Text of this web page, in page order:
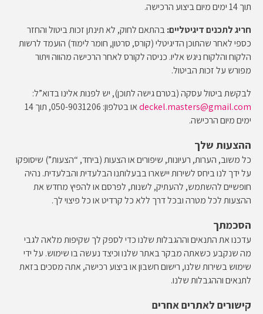
תוך 14 ימים מיום ביצוע הרכישה.
חריג לתכנים דיגיטליים:בהתאם לחוק, לא תינתן זכות ביטול והחזר
כספי לאחר שהתוכן הדיגיטלי (קורס, סרטון, חומר לימוד) הועמד לרשות
הלקוח והלקוח ניגש אליו. כניסה לקורס לאחר הרכישה מהווה ויתור
מפורש על זכות הביטול.
לבקשת ביטול עסקה (בטרם גישה לתוכן), יש לפנות אלינו בדוא”ל:
deckel.masters@gmail.com
או בטלפון: 050-9031206, תוך 14
ימים מיום הרכישה.
ההצעות שלך
כל משוב, הערות, רעיונות, שיפורים או הצעות (ביחד, “הצעות”) שיסופקו
על ידך לנו ביחס לשירות יישארו בבעלותנו הבלעדית והבלעדית. נהיה
חופשיים להשתמש, להעתיק, לשנות, לפרסם או להפיץ מחדש את
ההצעות לכל מטרה ובכל דרך ללא כל קרדיט או כל פיצוי לך.
הסכמתך
עדכנו את התנאים וההגבלות שלנו כדי לספק לך שקיפות מלאה לגבי
מה שנקבע כשאתה מבקר באתר שלנו וכיצד נעשה בו שימוש. על ידי
שימוש בשירות שלנו, רישום חשבון או ביצוע רכישה, אתה מסכים בזאת
לתנאים וההגבלות שלנו.
קישורים לאתרים אחרים